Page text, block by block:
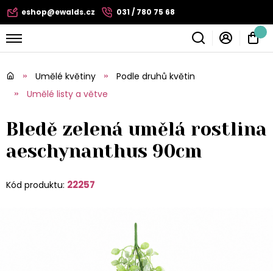
eshop@ewalds.cz 031 / 780 75 68
Umělé květiny
Podle druhů květin
Umělé listy a větve
Bledě zelená umělá rostlina
aeschynanthus 90cm
Kód produktu: 22257